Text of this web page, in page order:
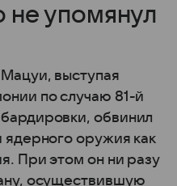
не упомянул
выступая
по случаю 81-й
обвинил
ядерного оружия как
При этом он ни разу
осуществившую